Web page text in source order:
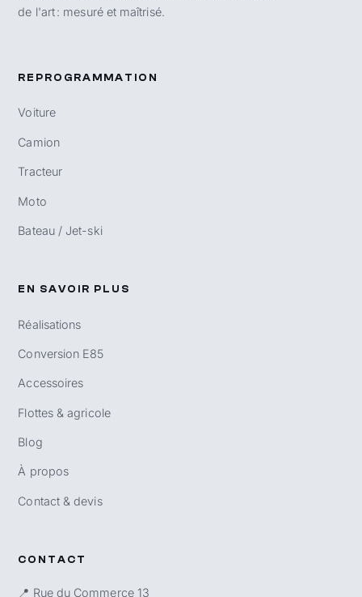
de l'art : mesuré et maîtrisé.
REPROGRAMMATION
Voiture
Camion
Tracteur
Moto
Bateau / Jet-ski
EN SAVOIR PLUS
Réalisations
Conversion E85
Accessoires
Flottes & agricole
Blog
À propos
Contact & devis
CONTACT
📍 Rue du Commerce 13